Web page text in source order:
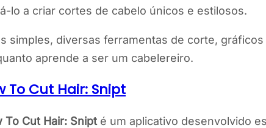
lo a criar cortes de cabelo únicos e estilosos.
simples, diversas ferramentas de corte,
aprende a ser um cabelereiro.
To Cut Hair: Snipt
To Cut Hair: Snipt é um aplicativo desenvolvido